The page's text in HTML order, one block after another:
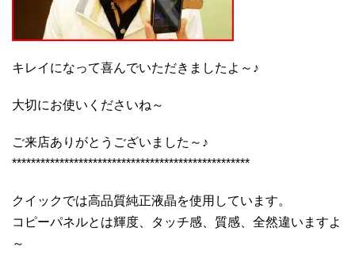
キレイになって喜んでいただきましたよ～♪
大切にお使いくださいね～
ご来店ありがとうございました～♪
**************************************************
クイックでは高品質純正液晶を使用しています。
コピーパネルとは輝度、タッチ感、質感、全然違いますよ
～